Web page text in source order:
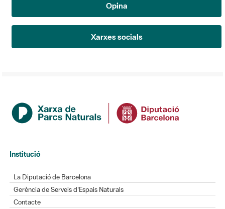
Opina
Xarxes socials
Institució
La Diputació de Barcelona
Gerència de Serveis d'Espais Naturals
Contacte